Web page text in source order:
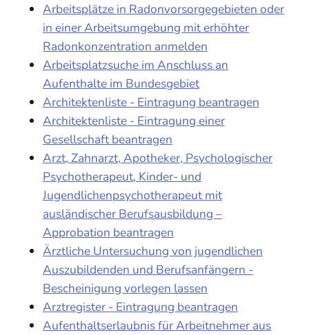
Arbeitsplätze in Radonvorsorgegebieten oder
in einer Arbeitsumgebung mit erhöhter
Radonkonzentration anmelden
Arbeitsplatzsuche im Anschluss an
Aufenthalte im Bundesgebiet
Architektenliste - Eintragung beantragen
Architektenliste - Eintragung einer
Gesellschaft beantragen
Arzt, Zahnarzt, Apotheker, Psychologischer
Psychotherapeut, Kinder- und
Jugendlichenpsychotherapeut mit
ausländischer Berufsausbildung –
Approbation beantragen
Ärztliche Untersuchung von jugendlichen
Auszubildenden und Berufsanfängern -
Bescheinigung vorlegen lassen
Arztregister - Eintragung beantragen
Aufenthaltserlaubnis für Arbeitnehmer aus